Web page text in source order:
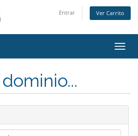
Entrar Ver Carrito